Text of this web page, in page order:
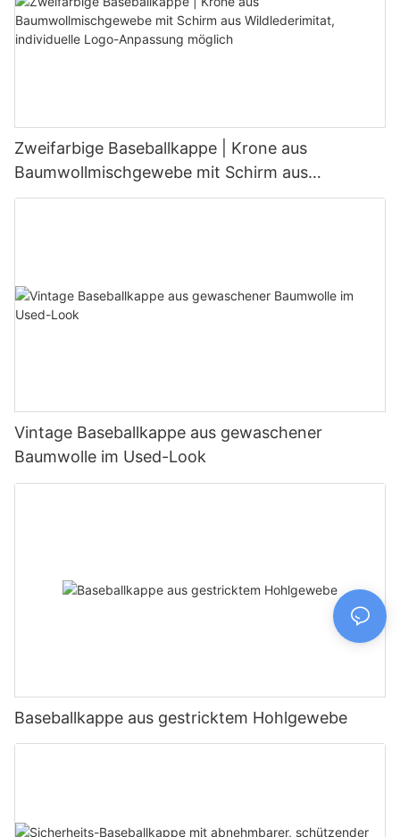
Zweifarbige Baseballkappe | Krone aus
Baumwollmischgewebe mit Schirm aus
Wildlederimitat, individuelle Logo-Anpassung
Vintage Baseballkappe aus gewaschener
Baumwolle im Used-Look
Baseballkappe aus gestricktem Hohlgewebe